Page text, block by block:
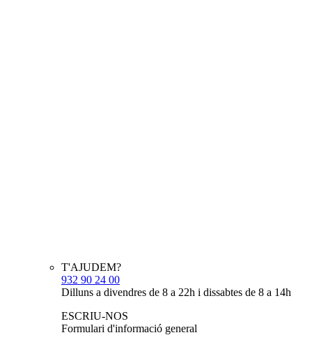
T'AJUDEM?
932 90 24 00
Dilluns a divendres de 8 a 22h i dissabtes de 8 a 14h
ESCRIU-NOS
Formulari d'informació general